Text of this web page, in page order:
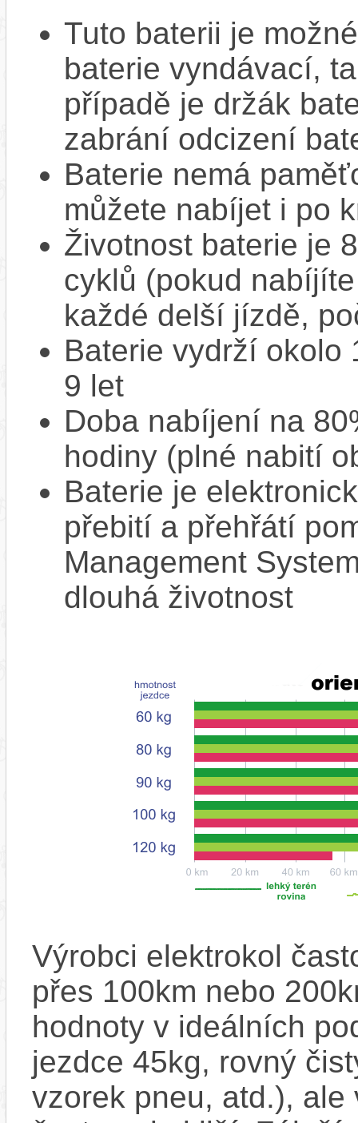
Tuto baterii je
baterie vyndávací,
případě je držák
zabrání odcizení
Baterie nemá
můžete nabíjet i po
Životnost baterie je
cyklů (pokud
každé delší jízdě,
Baterie vydrží okolo
9 let
Doba nabíjení na
hodiny (plné nabití
Baterie je
přebití a přehřátí
Management
dlouhá životnost
Výrobci elektrokol
přes 100km nebo
hodnoty v ideálních
jezdce 45kg, rovný
vzorek pneu, atd.),